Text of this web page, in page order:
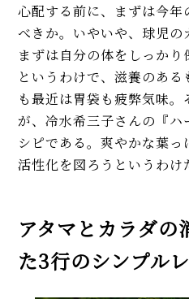
心配する前に、まずは今年
べきか。いやいや、球児の
まずは自分の体をしっかり
というわけで、滋養のあ
も最近は胃袋も疲弊気味
が、冷水希三子さんの『ハ
シピである。爽やかな葉
活性化を図ろうというわけ
アタマとカラダの
た3行のシンプル